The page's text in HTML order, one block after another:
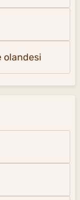
olandesi